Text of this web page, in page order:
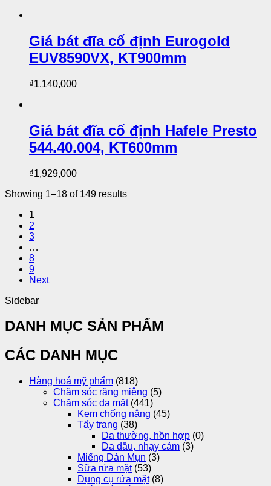
Giá bát đĩa cố định Eurogold
EUV8590VX, KT900mm
₫1,140,000
Giá bát đĩa cố định Hafele Presto
544.40.004, KT600mm
₫1,929,000
Showing 1–18 of 149 results
1
2
3
…
8
9
Next
Sidebar
DANH MỤC SẢN PHẨM
CÁC DANH MỤC
Hàng hoá mỹ phẩm (818)
Chăm sóc răng miệng (5)
Chăm sóc da mặt (441)
Kem chống nắng (45)
Tẩy trang (38)
Da thường, hồn hợp (0)
Da dầu, nhạy cảm (3)
Miếng Dán Mụn (3)
Sữa rửa mặt (53)
Dụng cụ rửa mặt (8)